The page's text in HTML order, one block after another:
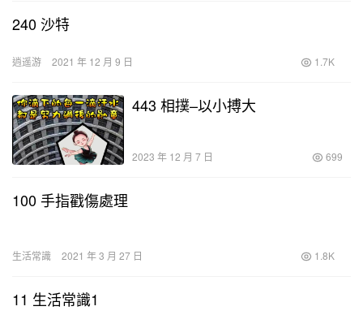
240 沙特
逍遥游 2021 年 12 月 9 日 1.7K
443 相撲–以小搏大
2023 年 12 月 7 日 699
100 手指戳傷處理
生活常識 2021 年 3 月 27 日 1.8K
11 生活常識1